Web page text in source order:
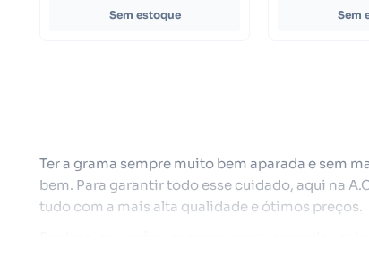
Sem estoque Sem
Ter a grama sempre muito bem aparada e sem
bem. Para garantir todo esse cuidado, aqui na
tudo com a mais alta qualidade e ótimos preços.